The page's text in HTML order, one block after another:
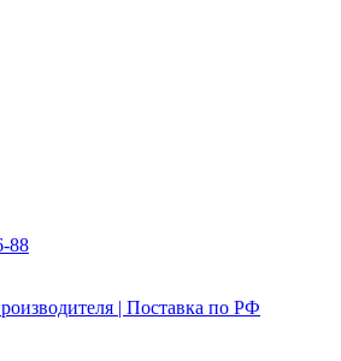
88
| Поставка по РФ